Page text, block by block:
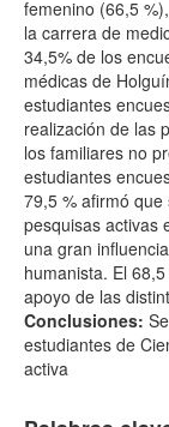
femenino (66,5
la carrera de
34,5% de los
médicas de
estudiantes
realización de las
los familiares no
estudiantes
79,5 % afirmó
pesquisas activas
una gran
humanista. El
apoyo de las
Conclusiones:
estudiantes de
activa